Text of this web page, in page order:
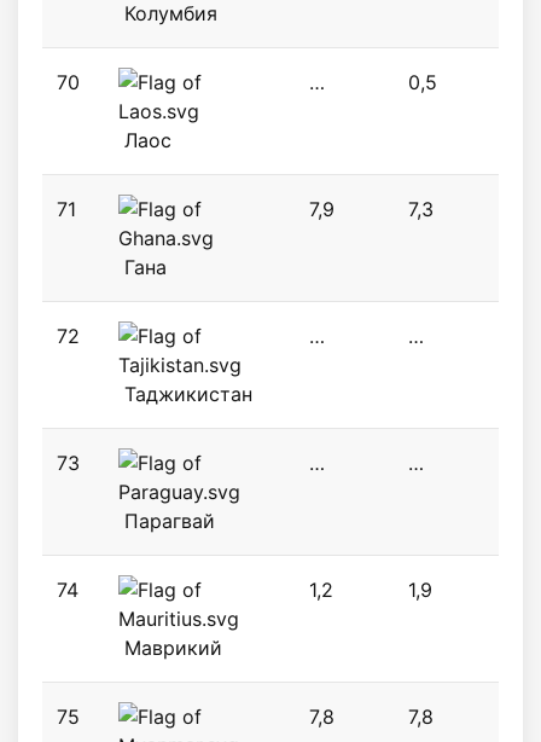
Колумбия
70
Лаос
… 0,5
71
Гана
7,9 7,3
72
Таджикистан
… …
73
Парагвай
… …
74
Маврикий
1,2 1,9
75 7,8 7,8